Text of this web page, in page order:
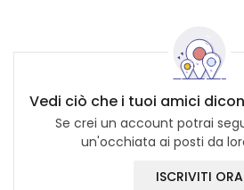
Vedi ciò che i tuoi amici
Se crei un account potrai
un'occhiata ai posti da
ISCRIVITI ORA